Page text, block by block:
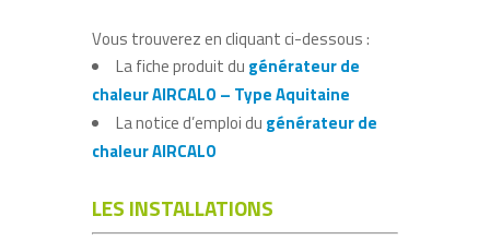
Vous trouverez en cliquant ci-dessous :
La fiche produit du générateur de
chaleur AIRCALO – Type Aquitaine
La notice d’emploi du générateur de
chaleur AIRCALO
LES INSTALLATIONS